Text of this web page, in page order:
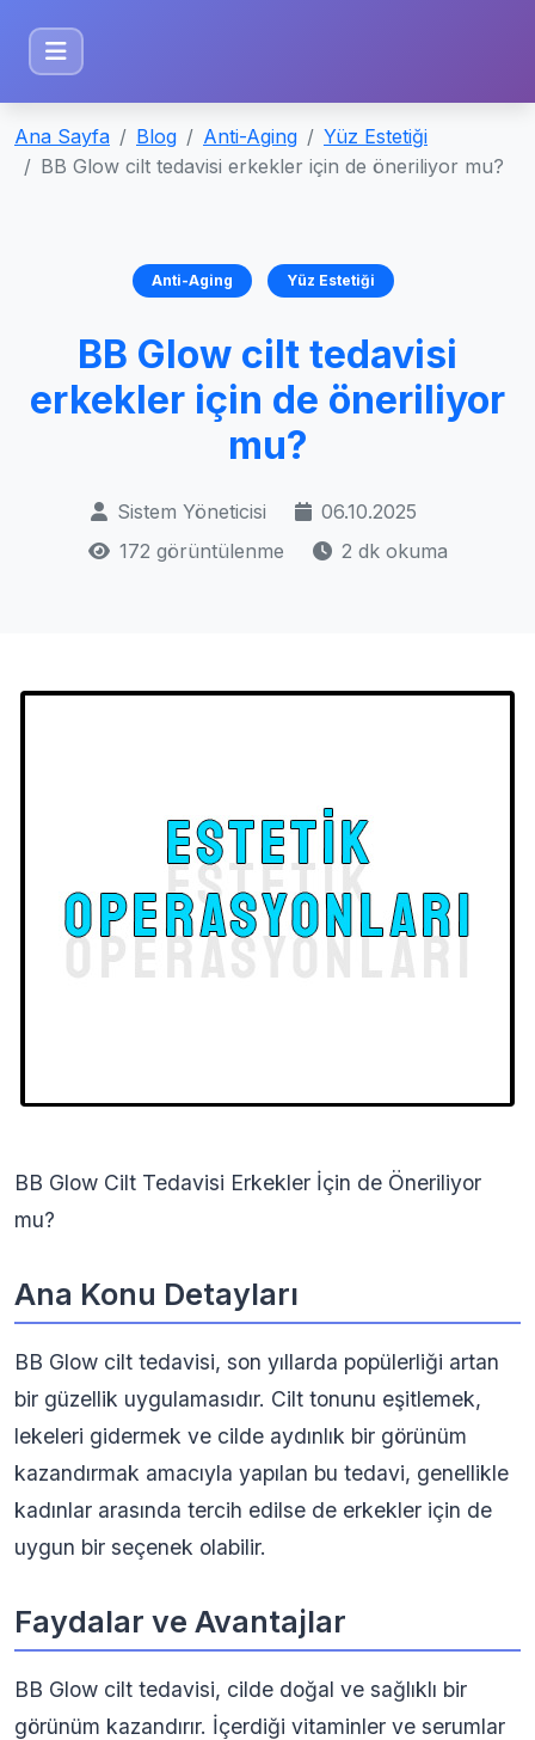
Ana Sayfa Blog Anti-Aging
Yüz Estetiği
BB Glow cilt tedavisi erkekler için de öneriliyor mu?
Anti-Aging Yüz Estetiği
BB Glow cilt tedavisi
erkekler için de öneriliyor
mu?
Sistem Yöneticisi
06.10.2025
172 görüntülenme
2 dk okuma
BB Glow Cilt Tedavisi Erkekler İçin de Öneriliyor
mu?
Ana Konu Detayları
BB Glow cilt tedavisi, son yıllarda popülerliği artan
bir güzellik uygulamasıdır. Cilt tonunu eşitlemek,
lekeleri gidermek ve cilde aydınlık bir görünüm
kazandırmak amacıyla yapılan bu tedavi, genellikle
kadınlar arasında tercih edilse de erkekler için de
uygun bir seçenek olabilir.
Faydalar ve Avantajlar
BB Glow cilt tedavisi, cilde doğal ve sağlıklı bir
görünüm kazandırır. İçerdiği vitaminler ve serumlar